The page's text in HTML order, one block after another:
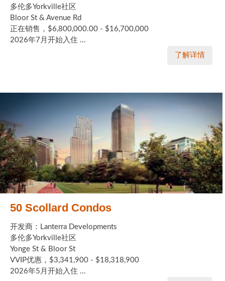
多伦多Yorkville社区
Bloor St & Avenue Rd
正在销售，$6,800,000.00 - $16,700,000
2026年7月开始入住 ...
了解详情
50 Scollard Condos
开发商：Lanterra Developments
多伦多Yorkville社区
Yonge St & Bloor St
VVIP优惠，$3,341,900 - $18,318,900
2026年5月开始入住 ...